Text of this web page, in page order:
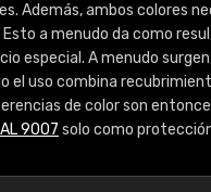
Además, ambos colores
a menudo da como
especial. A menudo
el uso combina
de color son
9007 solo como